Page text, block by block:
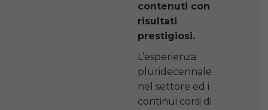
contenuti con
risultati
prestigiosi.
L’esperienza
pluridecennale
nel settore ed i
continui corsi di